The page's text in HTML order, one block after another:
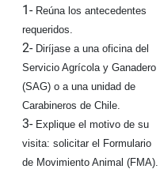
1- Reúna los antecedentes
requeridos.
2- Diríjase a una oficina del
Servicio Agrícola y Ganadero
(SAG) o a una unidad de
Carabineros de Chile.
3- Explique el motivo de su
visita: solicitar el Formulario
de Movimiento Animal (FMA).